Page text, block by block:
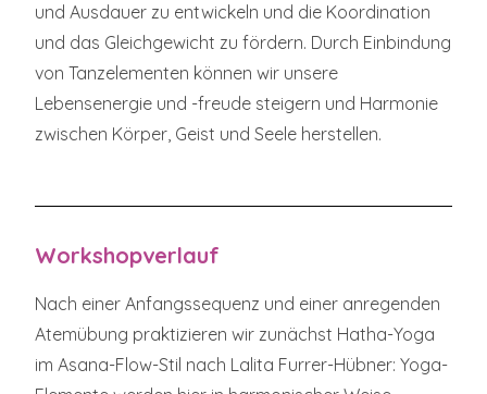
und Ausdauer zu entwickeln und die Koordination
und das Gleichgewicht zu fördern. Durch Einbindung
von Tanzelementen können wir unsere
Lebensenergie und -freude steigern und Harmonie
zwischen Körper, Geist und Seele herstellen.
Workshopverlauf
Nach einer Anfangssequenz und einer anregenden
Atemübung praktizieren wir zunächst Hatha-Yoga
im Asana-Flow-Stil nach Lalita Furrer-Hübner: Yoga-